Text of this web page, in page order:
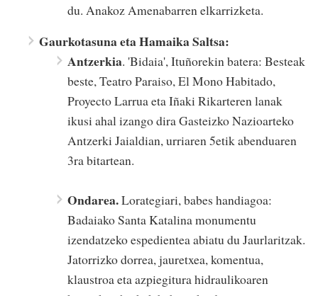
du. Anakoz Amenabarren elkarrizketa.
Gaurkotasuna eta Hamaika Saltsa:
Antzerkia. 'Bidaia', Ituñorekin batera: Besteak
beste, Teatro Paraiso, El Mono Habitado,
Proyecto Larrua eta Iñaki Rikarteren lanak
ikusi ahal izango dira Gasteizko Nazioarteko
Antzerki Jaialdian, urriaren 5etik abenduaren
3ra bitartean.
Ondarea.Lorategiari, babes handiagoa:
Badaiako Santa Katalina monumentu
izendatzeko espedientea abiatu du Jaurlaritzak.
Jatorrizko dorrea, jauretxea, komentua,
klaustroa eta azpiegitura hidraulikoaren